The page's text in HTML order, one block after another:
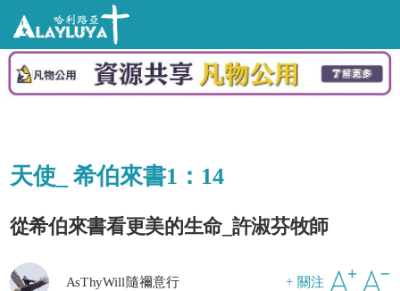
天使_ 希伯來書1：14
從希伯來書看更美的生命_許淑芬牧師
+ 關注
AsThyWill隨禰意行